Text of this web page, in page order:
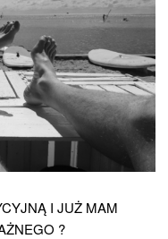
I JUŻ MAM
?